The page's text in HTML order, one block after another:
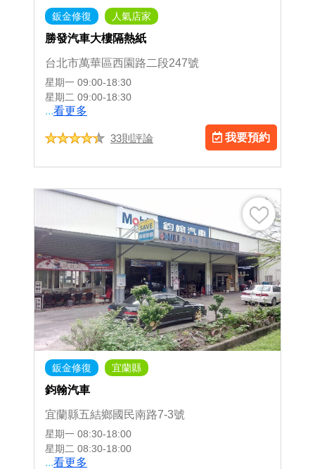
鈑金修復 人氣店家
勝發汽車大樓隔熱紙
台北市萬華區西園路二段247號
星期一 09:00-18:30
星期二 09:00-18:30
...看更多
33則評論 我要預約
鈑金修復 宜蘭縣
鈞翰汽車
宜蘭縣五結鄉國民南路7-3號
星期一 08:30-18:00
星期二 08:30-18:00
...看更多